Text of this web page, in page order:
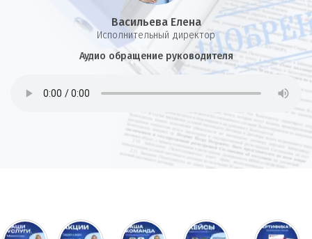
Васильева Елена
И сполнительный директор
Аудио обращение руководителя